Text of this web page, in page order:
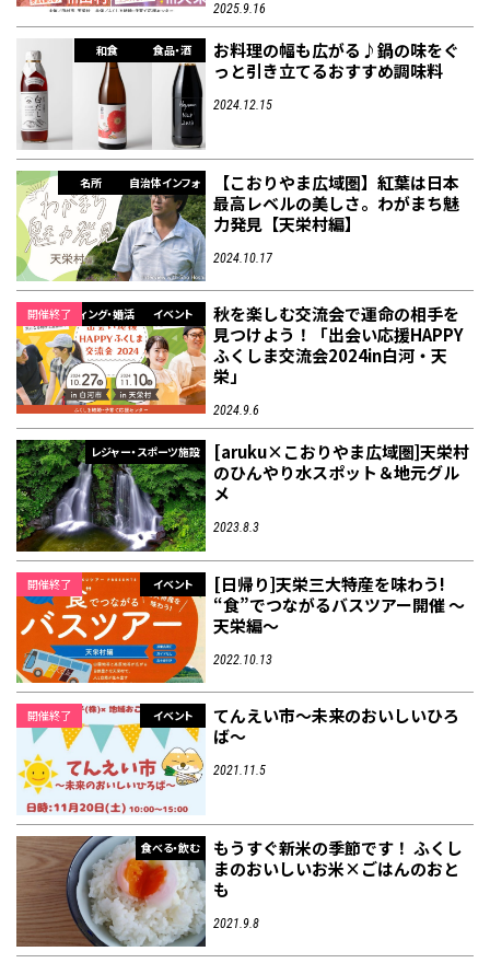
ランチ その他
その他
その他
その他
2025.9.16
和食 食品・酒
お料理の幅も広がる♪鍋の味をぐ
っと引き立てるおすすめ調味料
2024.12.15
名所 自治体インフォ
【こおりやま広域圏】紅葉は日本
最高レベルの美しさ。わがまち魅
力発見【天栄村編】
2024.10.17
ウェディング・婚活 イベント
開催終了
秋を楽しむ交流会で運命の相手を
見つけよう！「出会い応援HAPPY
ふくしま交流会2024in白河・天
栄」
2024.9.6
レジャー・スポーツ施設
[aruku×こおりやま広域圏]天栄村
のひんやり水スポット＆地元グル
メ
2023.8.3
イベント
開催終了
[日帰り]天栄三大特産を味わう!
“食”でつながるバスツアー開催 ～
天栄編～
2022.10.13
イベント
開催終了
てんえい市〜未来のおいしいひろ
ば〜
2021.11.5
食べる・飲む
もうすぐ新米の季節です！ ふくし
まのおいしいお米×ごはんのおと
も
2021.9.8